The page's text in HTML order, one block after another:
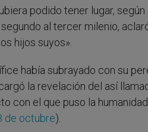
podido tener lugar,
al tercer milenio,
hijos suyos».
había subrayado con su
la revelación del así
con el que puso la
de octubre).